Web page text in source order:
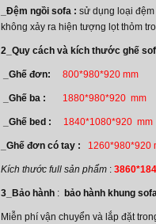
_Đệm ngồi sofa : sử dụng loại
không xảy ra hiện tượng lọt thỏm
2_Quy cách và kích thước ghế
_Ghế đơn: 800*980*920 mm
_Ghế ba : 1880*980*920 mm
_Ghế bed : 1840*1080*920 mm
_Ghế đơn có tay : 1260*980*920
Kích thước full sản phẩm :
3_Bảo hành : bảo hành khung
Miễn phí vận chuyển và lắp đặt